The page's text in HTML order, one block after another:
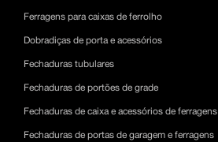
Ferragens para caixas de ferrolho
Dobradiças de porta e acessórios
Fechaduras tubulares
Fechaduras de portões de grade
Fechaduras de caixa e acessórios de ferragens
Fechaduras de portas de garagem e ferragens